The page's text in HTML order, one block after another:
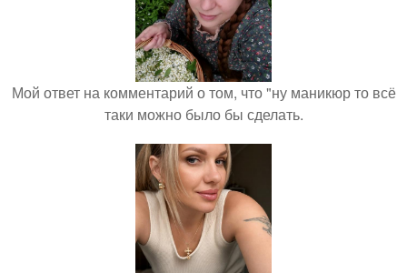
Мой ответ на комментарий о том, что "ну маникюр то всё
таки можно было бы сделать.